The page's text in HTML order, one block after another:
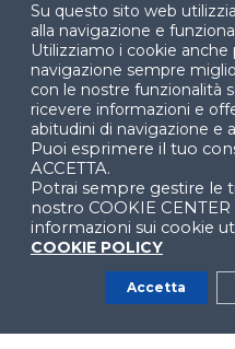
Facebook
YouTube X
© 2024 Copyright ©
di Ingegneria Gestionale
Su questo sito web
alla navigazione e
Utilizziamo i cookie anche
navigazione sempre
con le nostre funzionalità
ricevere informazioni e
abitudini di navigazione e
Puoi esprimere il tuo
ACCETTA.
Potrai sempre gestire le
nostro COOKIE
informazioni sui cookie
COOKIE POLICY
Accetta